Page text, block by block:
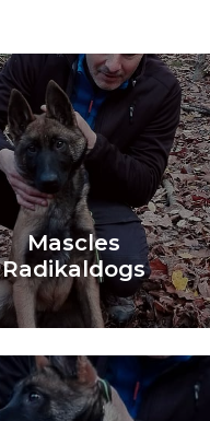
Mascles
Radikaldogs
Learn More
Mascles
Saber Més